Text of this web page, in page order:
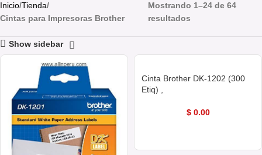
Inicio Tienda
Cintas para Impresoras Brother
Mostrando 1–24 de 64
resultados
Show sidebar
Cinta Brother DK-1202 (300
Etiq) ,
$0.00